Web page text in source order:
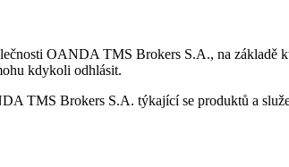
OANDA TMS Brokers S.A., na základě
kdykoli odhlásit.
TMS Brokers S.A. týkající se produktů a